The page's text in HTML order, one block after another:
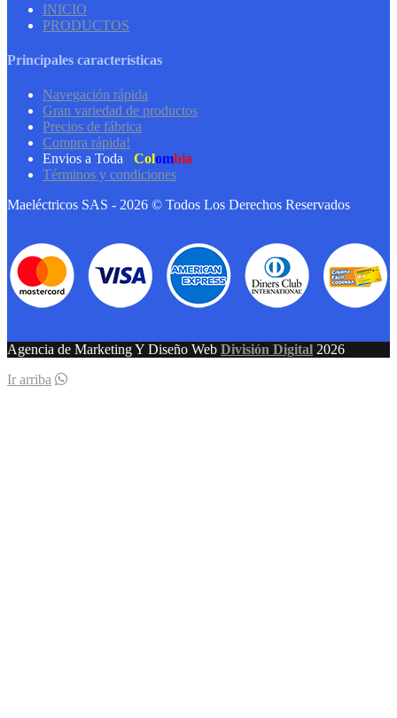
INICIO
PRODUCTOS
Principales características
Navegación rápida
Gran variedad de productos
Precios de fábrica
Compra rápida!
Envios a Toda
Colombia
Términos y condiciones
Maeléctricos SAS - 2026 © Todos Los Derechos Reservados
Agencia de Marketing Y Diseño Web División Digital 2026
Ir arriba